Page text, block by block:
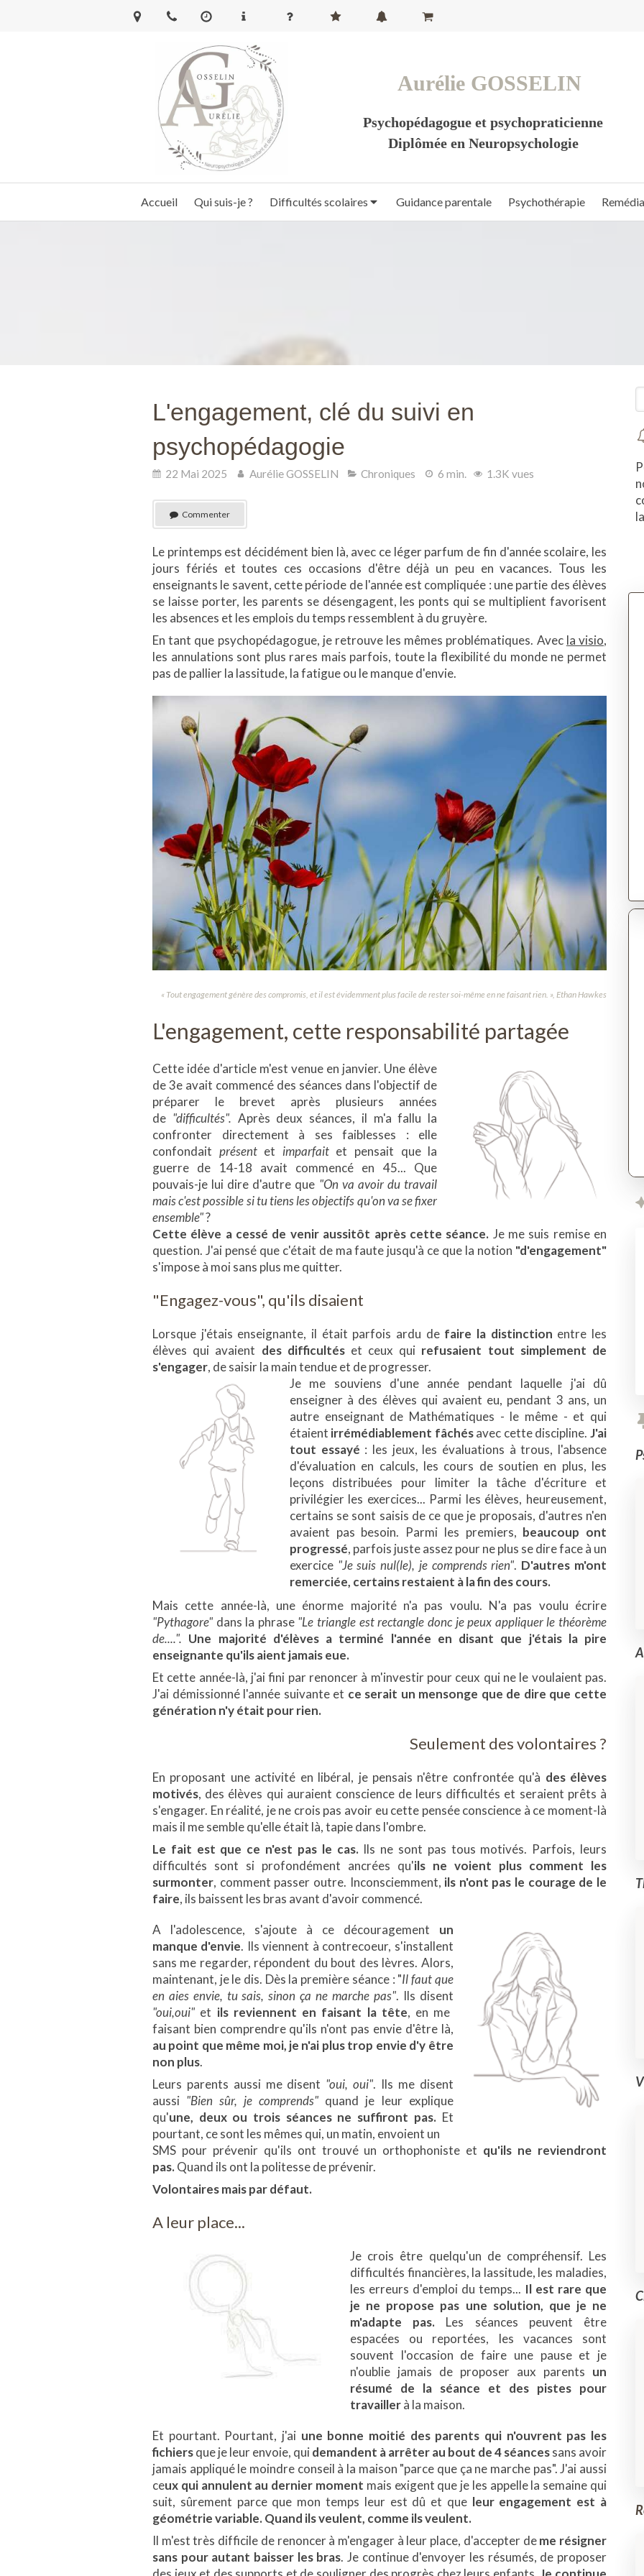
Aurélie GOSSELIN
Psychopédagogue et psychopraticienne
Diplômée en Neuropsychologie
Accueil Qui suis-je ? Difficultés scolaires Guidance parentale Psychothérapie
L'engagement, clé du suivi en
psychopédagogie
22 Mai 2025 Aurélie GOSSELIN Chroniques 6 min. 1.3K vues
Commenter
Le printemps est décidément bien là, avec ce léger parfum de fin d'année scolaire, les
jours fériés et toutes ces occasions d'être déjà un peu en vacances. Tous les
enseignants le savent, cette période de l'année est compliquée : une partie des élèves
se laisse porter, les parents se désengagent, les ponts qui se multiplient favorisent
les absences et les emplois du temps ressemblent à du gruyère.
En tant que psychopédagogue, je retrouve les mêmes problématiques. Avec la visio,
les annulations sont plus rares mais parfois, toute la flexibilité du monde ne permet
pas de pallier la lassitude, la fatigue ou le manque d'envie.
« Tout engagement génère des compromis, et il est évidemment plus facile de rester soi-même en ne faisant rien. », Ethan Hawkes
L'engagement, cette responsabilité partagée
Cette idée d'article m'est venue en janvier. Une élève
de 3e avait commencé des séances dans l'objectif de
préparer le brevet après plusieurs années
de "difficultés". Après deux séances, il m'a fallu la
confronter directement à ses faiblesses : elle
confondait présentet imparfaitet pensait que la
guerre de 14-18 avait commencé en 45... Que
pouvais-je lui dire d'autre que "On va avoir du travail
mais c'est possible si tu tiens les objectifs qu'on va se fixer
ensemble"?
Cette élève a cessé de venir aussitôt après cette séance. Je me suis remise en
question. J'ai pensé que c'était de ma faute jusqu'à ce que la notion "d'engagement"
s'impose à moi sans plus me quitter.
"Engagez-vous", qu'ils disaient
Lorsque j'étais enseignante, il était parfois ardu de faire la distinction entre les
élèves qui avaient des difficultéset ceux qui refusaient tout simplement de
s'engager, de saisir la main tendue et de progresser.
Je me souviens d'une année pendant laquelle j'ai dû
enseigner à des élèves qui avaient eu, pendant 3 ans, un
autre enseignant de Mathématiques - le même - et qui
étaient irrémédiablement fâchésavec cette discipline. J'ai
tout essayé : les jeux, les évaluations à trous, l'absence
d'évaluation en calculs, les cours de soutien en plus, les
leçons distribuées pour limiter la tâche d'écriture et
privilégier les exercices... Parmi les élèves, heureusement,
certains se sont saisis de ce que je proposais, d'autres n'en
avaient pas besoin. Parmi les premiers, beaucoup ont
progressé, parfois juste assez pour ne plus se dire face à un
exercice "Je suis nul(le), je comprends rien". D'autres m'ont
remerciée, certains restaient à la fin des cours.
Mais cette année-là, une énorme majorité n'a pas voulu. N'a pas voulu écrire
"Pythagore" dans la phrase "Le triangle est rectangle donc je peux appliquer le théorème
de....". Une majorité d'élèves a terminé l'année en disant que j'étais la pire
enseignante qu'ils aient jamais eue.
Et cette année-là, j'ai fini par renoncer à m'investir pour ceux qui ne le voulaient pas.
J'ai démissionné l'année suivante et ce serait un mensonge que de dire que cette
génération n'y était pour rien.
Seulement des volontaires ?
En proposant une activité en libéral, je pensais n'être confrontée qu'à des élèves
motivés, des élèves qui auraient conscience de leurs difficultés et seraient prêts à
s'engager. En réalité, je ne crois pas avoir eu cette pensée conscience à ce moment-là
mais il me semble qu'elle était là, tapie dans l'ombre.
Le fait est que ce n'est pas le cas.Ils ne sont pas tous motivés. Parfois, leurs
difficultés sont si profondément ancrées qu'ils ne voient plus comment les
surmonter, comment passer outre. Inconsciemment, ils n'ont pas le courage de le
faire, ils baissent les bras avant d'avoir commencé.
A l'adolescence, s'ajoute à ce découragement un
manque d'envie. Ils viennent à contrecoeur, s'installent
sans me regarder, répondent du bout des lèvres. Alors,
maintenant, je le dis. Dès la première séance : "Il faut que
en aies envie, tu sais, sinon ça ne marche pas". Ils disent
"oui,oui" et ils reviennent en faisant la tête, en me
faisant bien comprendre qu'ils n'ont pas envie d'être là,
au point que même moi, je n'ai plus trop envie d'y être
non plus.
Leurs parents aussi me disent "oui, oui". Ils me disent
aussi "Bien sûr, je comprends" quand je leur explique
qu'une, deux ou trois séances ne suffiront pas.Et
pourtant, ce sont les mêmes qui, un matin, envoient un
SMS pour prévenir qu'ils ont trouvé un orthophoniste et qu'ils ne reviendront
pas.Quand ils ont la politesse de prévenir.
Volontaires mais par défaut.
A leur place...
Je crois être quelqu'un de compréhensif. Les
difficultés financières, la lassitude, les maladies,
les erreurs d'emploi du temps... Il est rare que
je ne propose pas une solution, que je ne
m'adapte pas. Les séances peuvent être
espacées ou reportées, les vacances sont
souvent l'occasion de faire une pause et je
n'oublie jamais de proposer aux parents un
résumé de la séance et des pistes pour
travaillerà la maison.
Et pourtant. Pourtant, j'ai une bonne moitié des parents qui n'ouvrent pas les
fichiersque je leur envoie, quidemandent à arrêter au bout de 4 séancessans avoir
jamais appliqué le moindre conseil à la maison "parce que ça ne marche pas". J'ai aussi
ceux qui annulent au dernier moment mais exigent que je les appelle la semaine qui
suit, sûrement parce que mon temps leur est dû et que leur engagement est à
géométrie variable. Quand ils veulent, comme ils veulent.
Il m'est très difficile de renoncer à m'engager à leur place, d'accepter deme résigner
sans pour autant baisser les bras. Je continue d'envoyer les résumés, de proposer